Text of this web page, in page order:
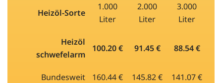
Heizöl-Sorte
1.000
Liter
2.000
Liter
3.000
Liter
Heizöl
schwefelarm
100.20 € 91.45 € 88.54 €
Bundesweit 160.44 € 145.82 € 141.07 €